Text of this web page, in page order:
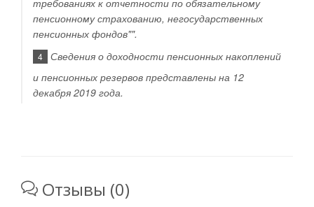
пенсионному страхованию, негосударственных
пенсионных фондов"".
4
Сведения о доходности пенсионных накоплений
и пенсионных резервов представлены на 12
декабря 2019 года.
Отзывы (0)